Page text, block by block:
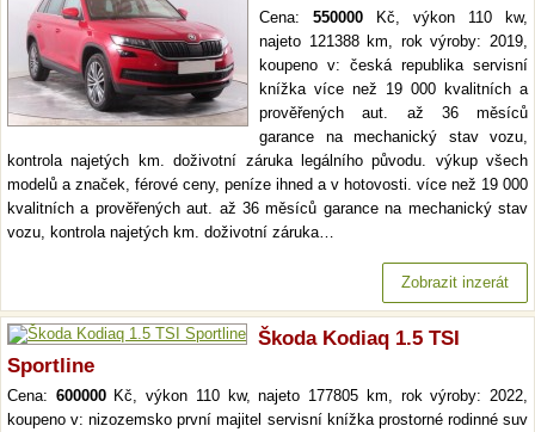
Cena: 550000 Kč, výkon 110 kw,
najeto 121388 km, rok výroby: 2019,
koupeno v: česká republika servisní
knížka více než 19 000 kvalitních a
prověřených aut. až 36 měsíců
garance na mechanický stav vozu,
kontrola najetých km. doživotní záruka legálního původu. výkup všech
modelů a značek, férové ceny, peníze ihned a v hotovosti. více než 19 000
kvalitních a prověřených aut. až 36 měsíců garance na mechanický stav
vozu, kontrola najetých km. doživotní záruka…
Zobrazit inzerát
Škoda Kodiaq 1.5 TSI
Sportline
Cena: 600000Kč, výkon 110 kw, najeto 177805 km, rok výroby: 2022,
koupeno v: nizozemsko první majitel servisní knížka prostorné rodinné suv